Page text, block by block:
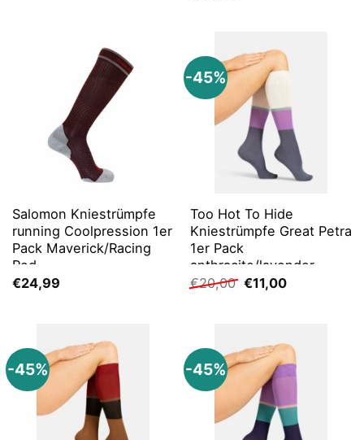
Salomon Kniestrümpfe
running Coolpression 1er
Pack Maverick/Racing
Red
€24,99
-45%
Too Hot To Hide
Kniestrümpfe Great Petra
1er Pack
anthracite/lavender
€20,00 Ursprünglicher
Preis
€11,00Aktueller
-45% -45%